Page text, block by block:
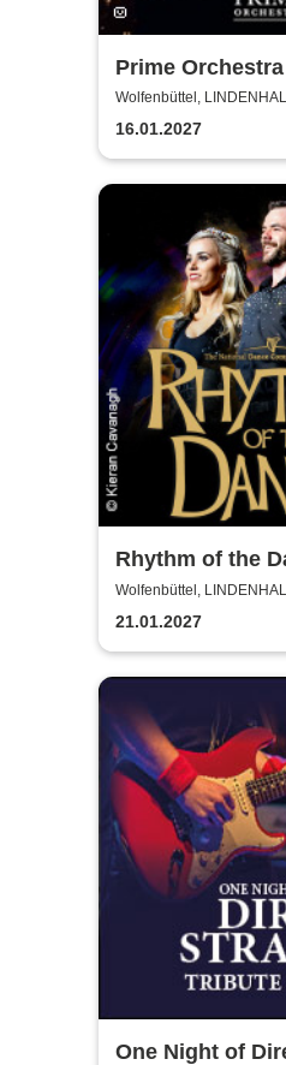
Prime
Sympho Show
Wolfenbüttel,
WOLFENBÜTTEL
16.01.2027
Rhythm of the
2027
Wolfenbüttel,
WOLFENBÜTTEL
21.01.2027
One Night of